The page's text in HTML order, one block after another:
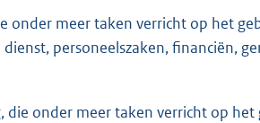
onder meer taken verricht op het
personeelszaken, financiën,
die onder meer taken verricht op